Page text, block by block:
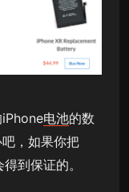
电池的数
，如果你把
到保证的。